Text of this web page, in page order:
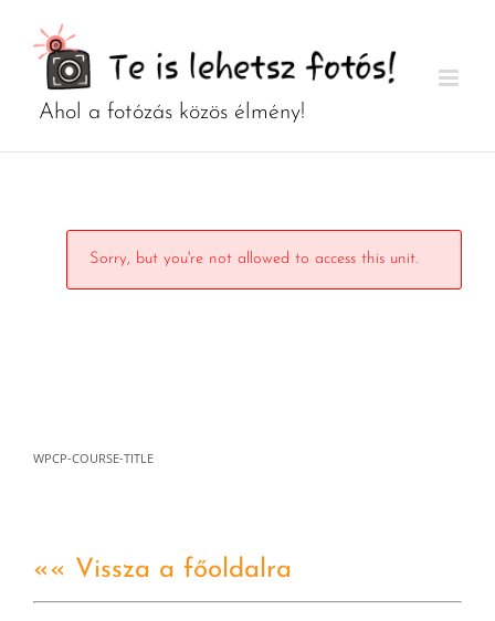
Sorry, but you're not allowed to access this unit.
WPCP-COURSE-TITLE
«« Vissza a főoldalra